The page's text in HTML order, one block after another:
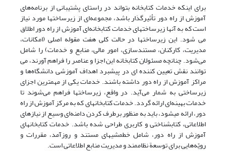
برای اینکه خدمات کتابخانه بتواند در راستای پشتیبانی از برنامه‌های
آموزش از راه دور تأثیرگذار باشد، مجموعه‌ای از زیرساختها مورد نیاز
است که به آنها زیرساختهای خدمات کتابخانه‌ای آموزش از راه دور اطلاق
می شود. این زیرساختها در حالت کلی ‌هفت مقوله اصلی (امکانات،
مدیریت، کارکنان، مستندسازی، امور مالی، منابع و خدمات) را شامل
می‌شود. چنانچه مسئولان کتابخانه این اجزا و عناصر را فراهم آورند، می
توانند نقش تعیین کننده ای در پیشبرد اهداف آموزشی دانشگاه‌ها و
مراکز آموزش از راه دور داشته باشند. خدمات یکی از مهمترین اجزای
زیرساختی به شمار می‌آید. در واقع، زیرساختها فراهم می‌شوند تا
خدمات بهینه‌ای ارائه گردد. خدمات کتابخانه‎ای که به مرکز آموزش از راه
دور، ارائه می‎شود، باید به منظور برطرف کردن دامنه‎‌ای وسیع از نیازهای
اطلاعاتی، کتابشناختی و کاربری طراحی شده باشد. خدمات کتابخانه‎ای
آموزش از راه دور، شامل خط‎مشی‎های مستند و روزآمد، مقررات و
رویّه‌هایی برای توسعة نظام‎مند و مدیریت منابع اطلاعاتی است.